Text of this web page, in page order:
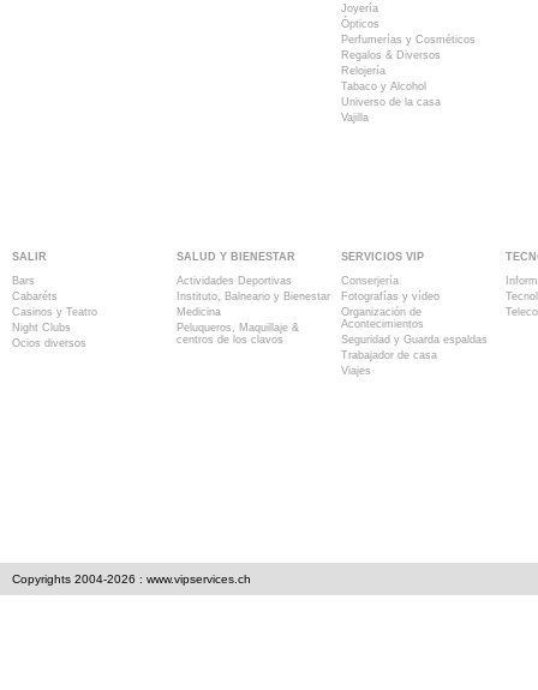
Joyería
Ópticos
Perfumerías y Cosméticos
Regalos & Diversos
Relojería
Tabaco y Alcohol
Universo de la casa
Vajilla
SALIR
Bars
Cabaréts
Casinos y Teatro
Night Clubs
Ocios diversos
SALUD Y BIENESTAR
Actividades Deportivas
Instituto, Balneario y Bienestar
Medicina
Peluqueros, Maquillaje &
centros de los clavos
SERVICIOS VIP
Conserjería
Fotografías y vídeo
Organización de
Acontecimientos
Seguridad y Guarda espaldas
Trabajador de casa
Viajes
Copyrights 2004-2026 : www.vipservices.ch